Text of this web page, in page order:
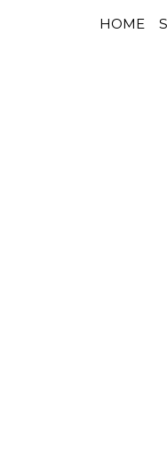
HAUPTNAVIGATION
HOME